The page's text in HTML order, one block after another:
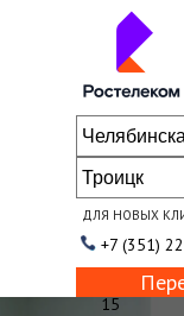
ДЛЯ НОВЫХ
+7 (351)
15